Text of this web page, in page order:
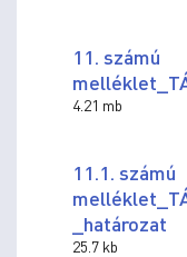
11. számú
4.21 mb
11.1. számú
_határozat
25.7 kb